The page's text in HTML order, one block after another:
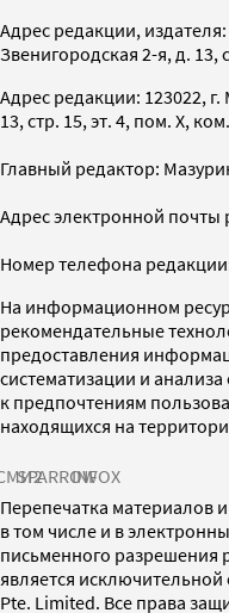
Адрес редакции, издателя:
Звенигородская 2-я, д. 13,
Адрес редакции: 123022,
13, стр. 15, эт. 4, пом. X,
Главный редактор:
Адрес электронной почты
Номер телефона
На информационном
рекомендательные
предоставления
систематизации и
к предпочтениям
находящихся на
SPARROWINFOX
Перепечатка материалов
в том числе и в
письменного разрешения
является
Pte. Limited. Все права